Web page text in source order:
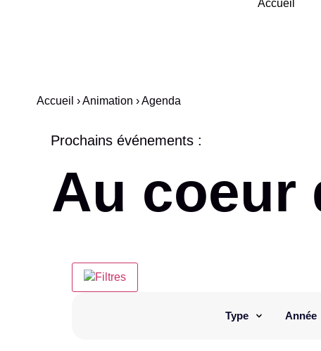
Accueil
Accueil ›Animation ›Agenda
Prochains événements :
Au coeur
Filtres
Type Année